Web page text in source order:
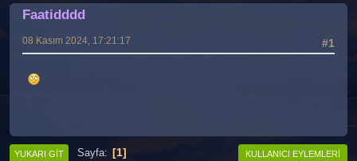
Faatidddd
#1
08 Kasım 2024, 17:21:17
YUKARI GIT Sayfa 1 KULLANICI EYLEMLERI